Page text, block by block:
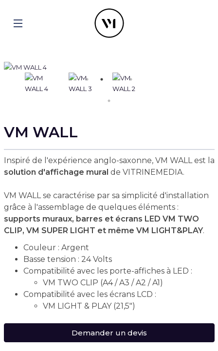
VM WALL
Inspiré de l'expérience anglo-saxonne, VM WALL est la
solution d'affichage mural de VITRINEMEDIA.
VM WALL se caractérise par sa simplicité d'installation
grâce à l'assemblage de quelques éléments :
supports muraux, barres et écrans LED VM TWO
CLIP, VM SUPER LIGHT et même VM LIGHT&PLAY.
Couleur : Argent
Basse tension : 24 Volts
Compatibilité avec les porte-affiches à LED :
VM TWO CLIP (A4 / A3 / A2 / A1)
Compatibilité avec les écrans LCD :
VM LIGHT & PLAY (21,5")
Demander un devis